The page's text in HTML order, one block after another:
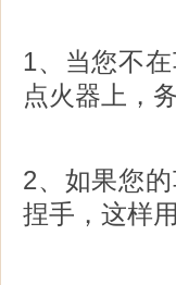
1、当您不
点火器上，
2、如果您
捏手，这样